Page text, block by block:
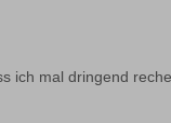
mal dringend